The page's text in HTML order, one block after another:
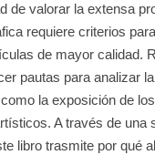
de valorar la extensa
requiere criterios
de mayor calidad.
pautas para analizar
la exposición de
A través de una
libro trasmite por qué